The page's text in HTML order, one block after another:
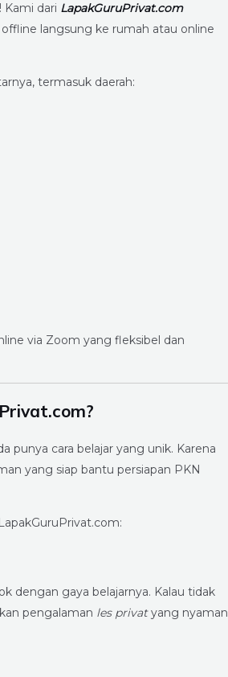
dari LapakGuruPrivat.com
langsung ke rumah atau online
termasuk daerah:
via Zoom yang fleksibel dan
punya cara belajar yang unik. Karena
yang siap bantu persiapan PKN
dengan gaya belajarnya. Kalau tidak
pengalaman les privatyang nyaman